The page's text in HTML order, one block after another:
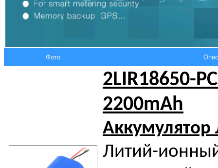
Фото
2LIR18650-
2200mAh
Аккумулятор
Литий-